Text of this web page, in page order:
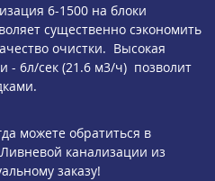
6-1500 на блоки
существенно сэкономить
очистки. Высокая
- 6л/сек (21.6 м3/ч) позволит
можете обратиться в
канализации из
заказу!